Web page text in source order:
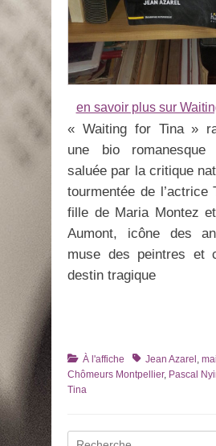
en savoir plus sur
« Waiting for Tina »
une bio romanesque
saluée par la critique
tourmentée de l’actrice
fille de Maria Montez
Aumont, icône des
muse des peintres et
destin tragique
Catégories
À l'affiche TagsJean Azarel
Chômeurs Montpellier, Pascal
Tina
Recherche